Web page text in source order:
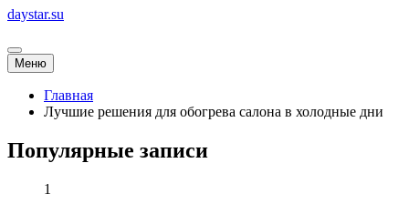
daystar.su
Меню
Главная
Лучшие решения для обогрева салона в холодные дни
Популярные записи
1